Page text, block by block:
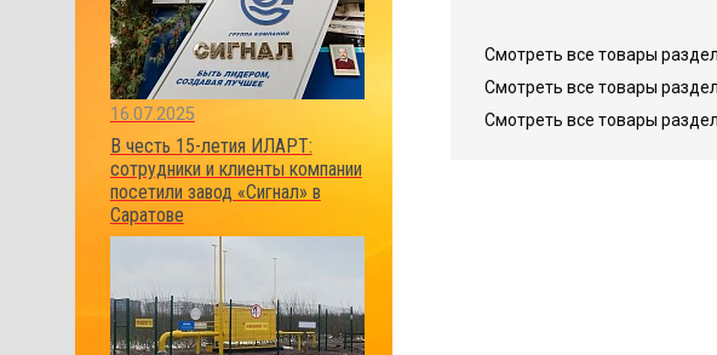
16.07.2025
В честь 15-летия ИЛАРТ:
сотрудники и клиенты компании
посетили завод «Сигнал» в
Саратове
Смотреть все товары
Смотреть все товары
Смотреть все товары